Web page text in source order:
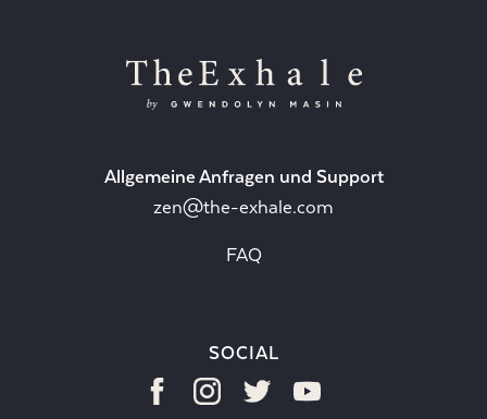
Allgemeine Anfragen und Support
zen@the-exhale.com
FAQ
SOCIAL